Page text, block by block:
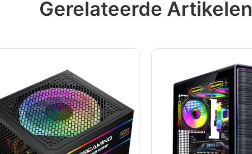
Gerelateerde Artikelen